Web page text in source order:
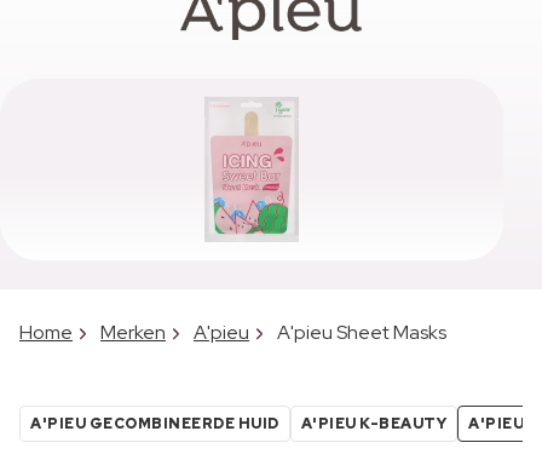
Home Merken A'pieu A'pieu Sheet Masks
A'PIEU GECOMBINEERDE HUID A'PIEU K-BEAUTY A'PIEU